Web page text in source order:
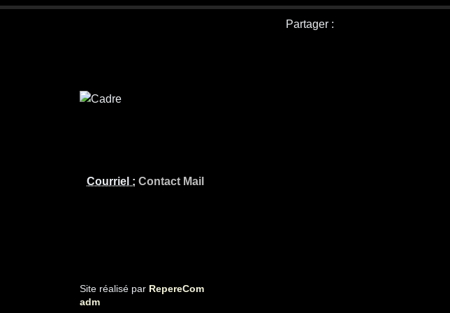
Partager :
Courriel : Contact Mail
Site réalisé par RepereCom
adm